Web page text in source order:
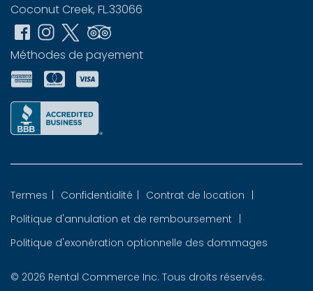
Coconut Creek, FL.33066
Méthodes de payement
Termes Confidentialité Contrat de location
Politique d'annulation et de remboursement
Politique d'exonération optionnelle des dommages
© 2026 Rental Commerce Inc. Tous droits réservés.